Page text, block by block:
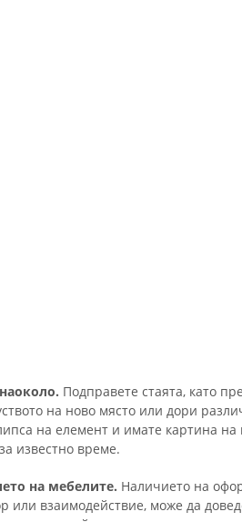
Подправете стаята, като
на ново място или дори
на елемент и имате картина на
известно време.
на мебелите. Наличието на
или взаимодействие, може да